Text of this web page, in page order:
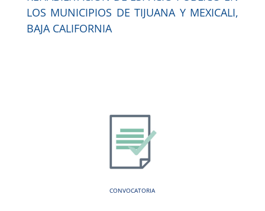
LOS MUNICIPIOS DE TIJUANA Y MEXICALI,
BAJA CALIFORNIA
CONVOCATORIA